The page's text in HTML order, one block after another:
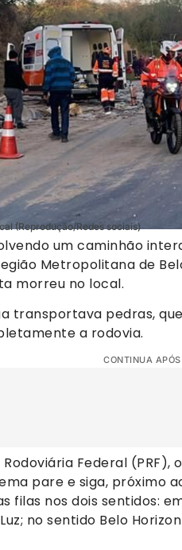
(Reprodução/Redes sociais)
um caminhão
Metropolitana de
morreu no local.
transportava pedras,
a rodovia.
CONTINUA
Rodoviária Federal
pare e siga, próximo
filas nos dois sentidos:
no sentido Belo